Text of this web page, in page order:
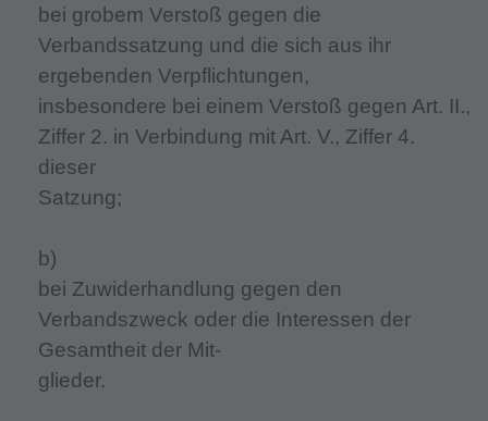
bei grobem Verstoß gegen die
Verbandssatzung und die sich aus ihr
ergebenden Verpflichtungen,
insbesondere bei einem Verstoß gegen Art. II.,
Ziffer 2. in Verbindung mit Art. V., Ziffer 4.
dieser
Satzung;
b)
bei Zuwiderhandlung gegen den
Verbandszweck oder die Interessen der
Gesamtheit der Mit-
glieder.